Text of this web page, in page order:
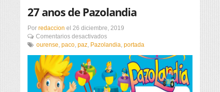
27 anos de Pazolandia
Por redaccion el 26 diciembre, 2019
Comentarios desactivadosen
27
de
Pazolandia
ourense, paco, paz, Pazolandia, portada